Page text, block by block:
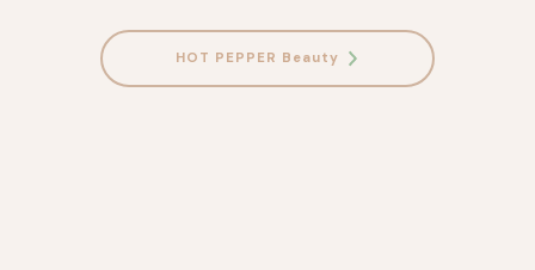
HOT PEPPER Beauty